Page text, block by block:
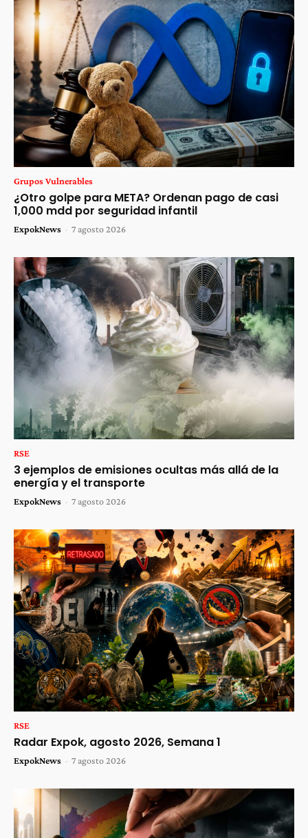
Grupos Vulnerables
¿Otro golpe para META? Ordenan pago de casi
1,000 mdd por seguridad infantil
ExpokNews - 7 agosto 2026
RSE
3 ejemplos de emisiones ocultas más allá de la
energía y el transporte
ExpokNews - 7 agosto 2026
RSE
Radar Expok, agosto 2026, Semana 1
ExpokNews - 7 agosto 2026